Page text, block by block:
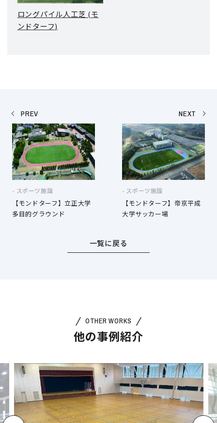
ロングパイル人工芝 (モ
ンドターフ)
PREV
スポーツ施設
【モンドターフ】立正大学
多目的グラウンド
NEXT
スポーツ施設
【モンドターフ】帝京平成
大学サッカー場
一覧に戻る
OTHER WORKS
他の事例紹介